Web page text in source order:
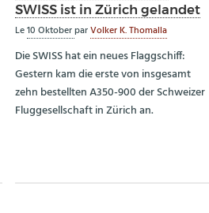
SWISS ist in Zürich gelandet
Le10 OktoberparVolker K. Thomalla
Die SWISS hat ein neues Flaggschiff:
Gestern kam die erste von insgesamt
zehn bestellten A350-900 der Schweizer
Fluggesellschaft in Zürich an.